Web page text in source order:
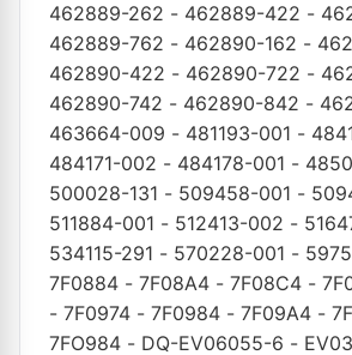
462889-262 - 462889-422 -
462889-762 - 462890-162 -
462890-422 - 462890-722 -
462890-742 - 462890-842 -
463664-009 - 481193-001 -
484171-002 - 484178-001 -
500028-131 - 509458-001 -
511884-001 - 512413-002 -
534115-291 - 570228-001 -
7F0884 - 7F08A4 - 7F08C4 -
- 7F0974 - 7F0984 - 7F09A4 -
7FO984 - DQ-EV06055-6 - EV03